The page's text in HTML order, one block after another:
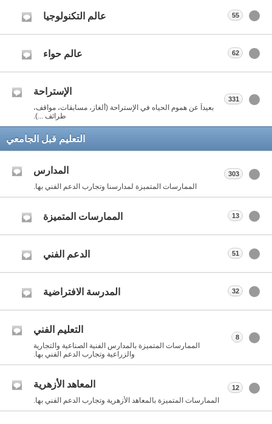
عالم التكنولوجيا 55
عالم حواء 62
الإستراحة
بعيداً عن هموم الحياه في الإستراحة (ألغاز، مسابقات، مواقف،
طرائف ...).
331
التعليم قبل الجامعي
المدارس
الممارسات المتميزة لمدارسنا وتجارب الدعم الفني بها.
303
الممارسات المتميزة 13
الدعم الفني 51
المدرسة الافتراضية 32
التعليم الفني
الممارسات المتميزة بالمدارس الفنية الصناعية والتجارية
والزراعية وتجارب الدعم الفني بها.
8
المعاهد الأزهرية
الممارسات المتميزة بالمعاهد الأزهرية وتجارب الدعم الفني بها.
12